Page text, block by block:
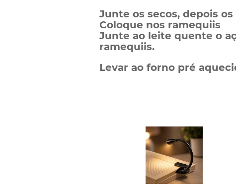
Junte os secos, depois
Coloque nos ramequiis
Junte ao leite quente o
ramequiis.
Levar ao forno pré